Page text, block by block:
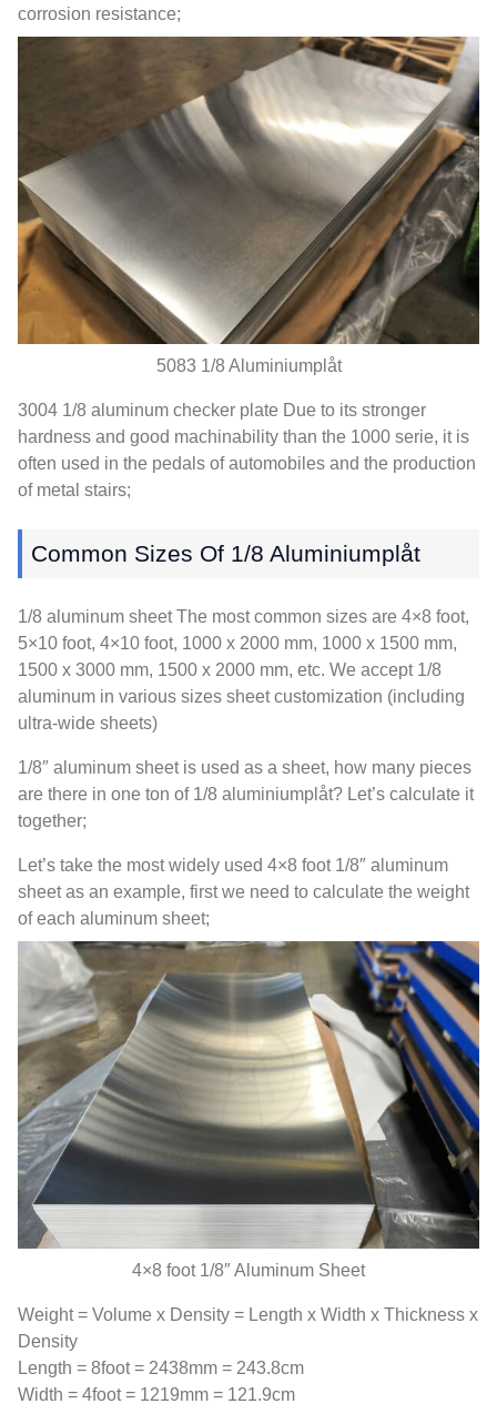
corrosion resistance;
5083 1/8 Aluminiumplåt
3004 1/8 aluminum checker plate Due to its stronger
hardness and good machinability than the 1000 serie, it is
often used in the pedals of automobiles and the production
of metal stairs;
Common Sizes Of 1/8 Aluminiumplåt
1/8 aluminum sheet The most common sizes are 4×8 foot,
5×10 foot, 4×10 foot, 1000 x 2000 mm, 1000 x 1500 mm,
1500 x 3000 mm, 1500 x 2000 mm, etc. We accept1/8
aluminum in various sizes sheet customization (including
ultra-wide sheets)
1/8″ aluminum sheet is used as a sheet, how many pieces
are there in one ton of1/8 aluminiumplåt? Let’s calculate it
together;
Let’s take the most widely used 4×8 foot 1/8″ aluminum
sheet as an example, first we need to calculate the weight
of each aluminum sheet;
4×8 foot 1/8″ Aluminum Sheet
Weight = Volume x Density = Length x Width x Thickness x
Density
Length = 8foot = 2438mm = 243.8cm
Width = 4foot = 1219mm = 121.9cm